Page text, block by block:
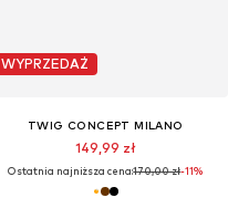
WYPRZEDAŻ
TWIG CONCEPT MILANO
149,99 zł
Ostatnia najniższa cena:170,00 zł-11%